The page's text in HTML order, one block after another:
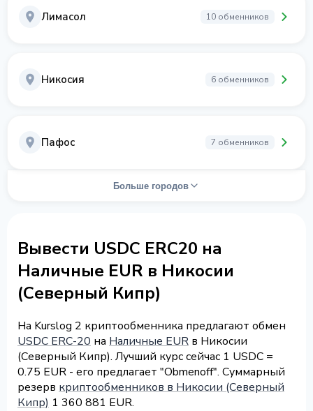
Лимасол 10 обменников
Никосия 6 обменников
Пафос 7 обменников
Больше городов
Вывести USDC ERC20 на
Наличные EUR в Никосии
(Северный Кипр)
На Kurslog 2 криптообменника предлагают обмен
USDC ERC-20 на Наличные EUR в Никосии
(Северный Кипр). Лучший курс сейчас 1 USDC =
0.75 EUR - его предлагает "Obmenoff". Суммарный
резерв криптообменников в Никосии (Северный
Кипр) 1 360 881 EUR.